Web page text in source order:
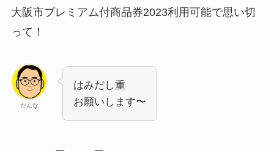
大阪市プレミアム付商品券2023利用可能で思い切
って！
だんな
はみだし重
お願いします〜